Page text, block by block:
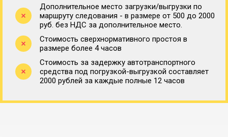
Дополнительное место загрузки/выгрузки по
маршруту следования - в размере от 500 до 2000
руб. без НДС за дополнительное место.
Стоимость сверхнормативного простоя в
размере более 4 часов
Стоимость за задержку автотранспортного
средства под погрузкой-выгрузкой составляет
2000 рублей за каждые полные 12 часов